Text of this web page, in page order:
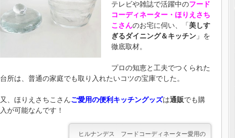
テレビや雑誌で活躍中のフード
コーディネーター・ほりえさち
こさんのお宅に伺い、「 美しす
ぎるダイニング＆キッチン 」を
徹底取材。
プロの知恵と工夫でつくられた
台所は、普通の家庭でも取り入れたいコツの宝庫でした。
又、ほりえさちこさんご愛用の便利キッチングッズは通販でも購
入が可能なんです！
ヒルナンデス フードコーディネーター愛用の